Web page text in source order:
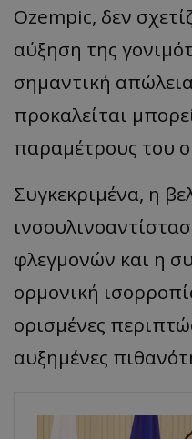
Ozempic, δεν
αύξηση της
σημαντική
προκαλείται
παραμέτρους του
Συγκεκριμένα, η
φλεγμονών και η
ορμονική
ορισμένες
αυξημένες